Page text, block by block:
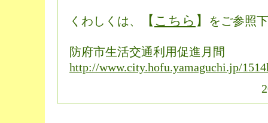
くわしくは、 【 こちら 】 をご参照
防府市生活交通利用促進月間
http://www.city.hofu.yamaguchi.jp/